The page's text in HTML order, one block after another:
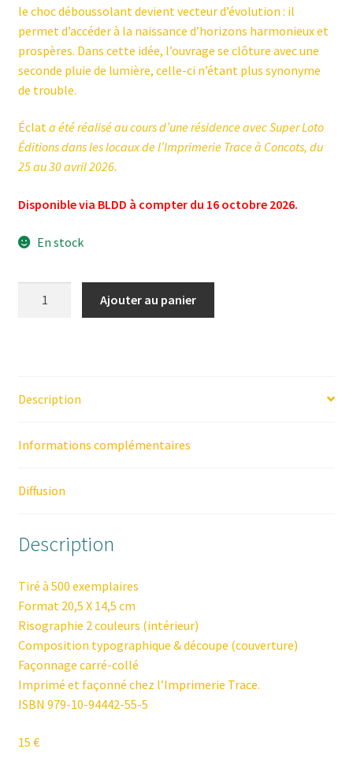
le choc déboussolant devient vecteur d’évolution : il
permet d’accéder à la naissance d’horizons harmonieux et
prospères. Dans cette idée, l’ouvrage se clôture avec une
seconde pluie de lumière, celle-ci n’étant plus synonyme
de trouble.
Éclata été réalisé au cours d’une résidence avec Super Loto
Éditions dans les locaux de l’Imprimerie Trace à Concots, du
25 au 30 avril 2026.
Disponible via BLDD à compter du 16 octobre 2026.
En stock
Ajouter au panier
Description
Informations complémentaires
Diffusion
Description
Tiré à 500 exemplaires
Format 20,5 X 14,5 cm
Risographie 2 couleurs (intérieur)
Composition typographique & découpe (couverture)
Façonnage carré-collé
Imprimé et façonné chez l’Imprimerie Trace.
ISBN 979-10-94442-55-5
15 €